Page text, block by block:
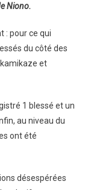
Niono.
: pour ce qui
du côté des
et
1 blessé et un
au niveau du
ont été
désespérées